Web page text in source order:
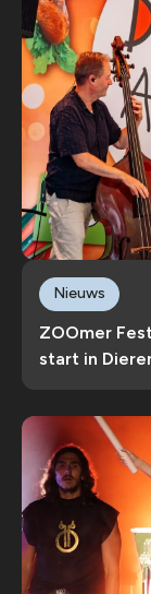
ZOOmer
start in
Nieuws